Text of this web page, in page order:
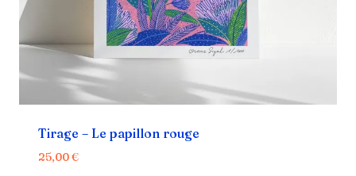
Tirage – Le papillon rouge
25,00€